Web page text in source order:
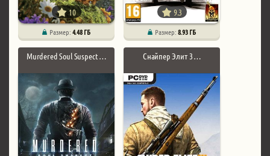
10
Размер:4.48 ГБ
9.3
Размер:8.93 ГБ
Murdered Soul Suspect … Снайпер Элит 3 …